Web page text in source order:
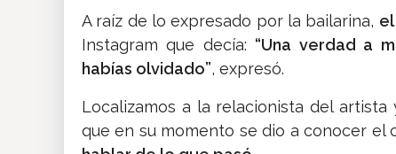
A raíz de lo expresado por la bailarina,
Instagram que decía: “Una verdad a
habías olvidado”, expresó.
Localizamos a la relacionista del artista
que en su momento se dio a conocer el